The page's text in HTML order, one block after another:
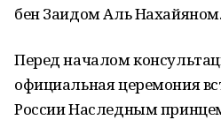
бен Заидом Аль Нахайяном.
Перед началом
официальная церемония
России Наследным